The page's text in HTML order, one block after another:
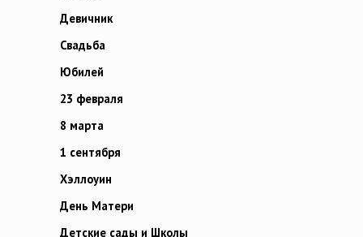
Девичник
Свадьба
Юбилей
23 февраля
8 марта
1 сентября
Хэллоуин
День Матери
Детские сады и Школы